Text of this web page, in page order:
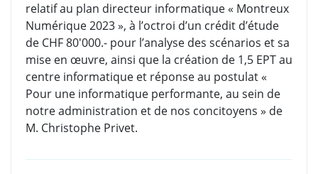
relatif au plan directeur informatique « Montreux
Numérique 2023 », à l’octroi d’un crédit d’étude
de CHF 80'000.- pour l’analyse des scénarios et sa
mise en œuvre, ainsi que la création de 1,5 EPT au
centre informatique et réponse au postulat «
Pour une informatique performante, au sein de
notre administration et de nos concitoyens » de
M. Christophe Privet.